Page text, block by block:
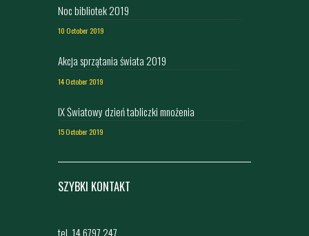
Noc bibliotek 2019
10 October 2019
Akcja sprzątania świata 2019
14 October 2019
IX Światowy dzień tabliczki mnożenia
15 October 2019
SZYBKI KONTAKT
tel. 14 6797 247